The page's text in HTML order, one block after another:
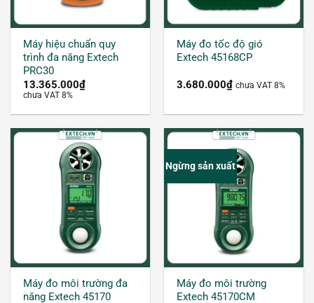
tác đo nhanh chóng, cho kết quả chính xác cao.
Máy đo môi trường đa chức năng
Các tính năng của máy đo môi trường đa
năng
Máy hiệu chuẩn quy
trình đa năng Extech
PRC30
13.365.000₫
chưa VAT 8%
Máy đo tốc độ gió
Extech 45168CP
3.680.000₫ chưa VAT 8%
Máy đo môi trường đa
năng Extech 45170
Ngừng sản xuất
Máy đo môi trường
Extech 45170CM